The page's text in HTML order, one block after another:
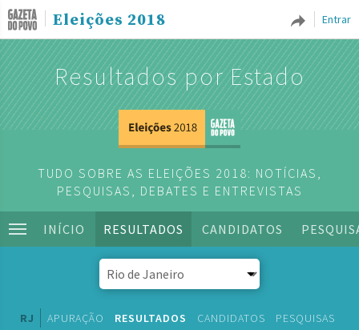
Entrar
Eleições 2018
Resultados por Estado
TUDO SOBRE AS ELEIÇÕES 2018: NOTÍCIAS,
PESQUISAS, DEBATES E ENTREVISTAS
INÍCIO RESULTADOS CANDIDATOS
RJ APURAÇÃO RESULTADOS CANDIDATOS PESQUISAS